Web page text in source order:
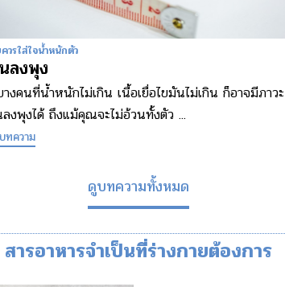
วรใส่ใจน้ำหนักตัว
ลงพุง
งคนที่น้ำหนักไม่เกิน เนื้อเยื่อไขมันไม่เกิน ก็อาจมีภาวะ
งพุงได้ ถึงแม้คุณจะไม่อ้วนทั้งตัว ...
ทความ
ดูบทความทั้งหมด
สารอาหารจำเป็นที่ร่างกายต้องการ